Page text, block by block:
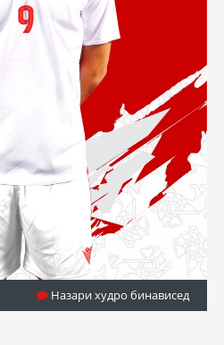
Назари худро бинависед